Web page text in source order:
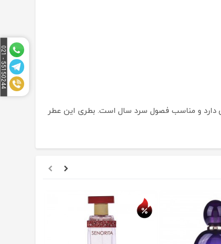
این عطر رایحه ی گرم و شیرینی دارد و مناسب فصول سرد سال است. بطری این عطر